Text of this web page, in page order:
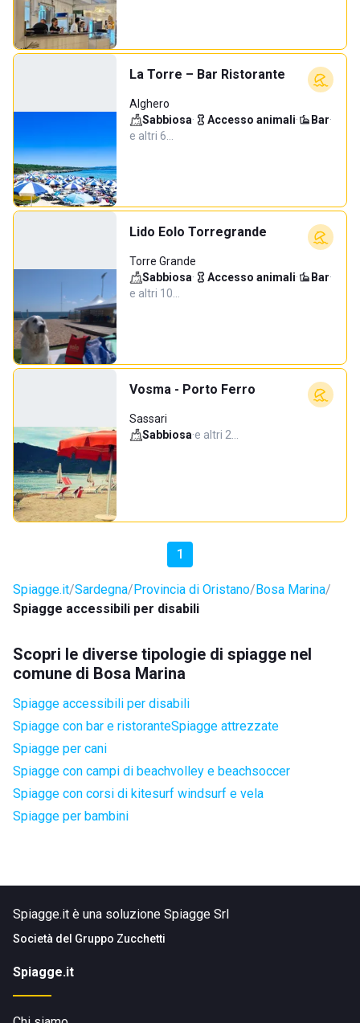
La Torre – Bar Ristorante
Alghero
Sabbiosa· Accesso animali· Bar·
e altri 6…
Lido Eolo Torregrande
Torre Grande
Sabbiosa· Accesso animali· Bar·
e altri 10…
Vosma - Porto Ferro
Sassari
Sabbiosa·e altri 2…
1
Spiagge.it Sardegna Provincia di Oristano Bosa Marina
Spiagge accessibili per disabili
Scopri le diverse tipologie di spiagge nel
comune di Bosa Marina
Spiagge accessibili per disabili
Spiagge con bar e ristoranteSpiagge attrezzate
Spiagge per cani
Spiagge con campi di beachvolley e beachsoccer
Spiagge con corsi di kitesurf windsurf e vela
Spiagge per bambini
Spiagge.it è una soluzione Spiagge Srl
Società del Gruppo Zucchetti
Spiagge.it